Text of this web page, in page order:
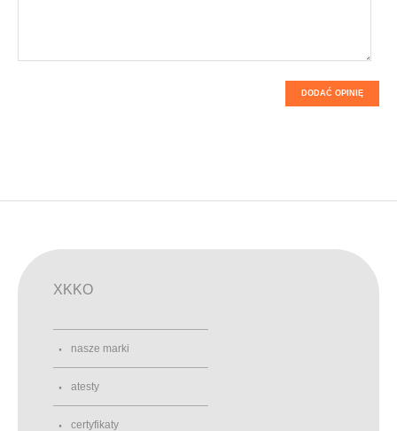
DODAĆ OPINIĘ
XKKO
nasze marki
atesty
certyfikaty